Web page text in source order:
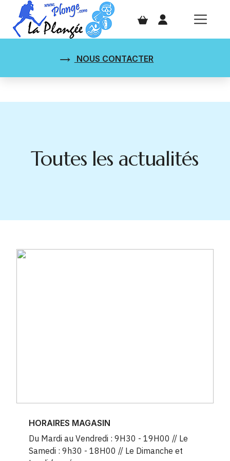
NOUS CONTACTER
Toutes les actualités
HORAIRES MAGASIN
Du Mardi au Vendredi : 9H30 - 19H00 // Le
Samedi : 9h30 - 18H00 // Le Dimanche et